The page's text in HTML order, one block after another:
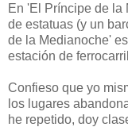
En 'El Príncipe de la
de estatuas (y un
de la Medianoche'
estación de
Confieso que yo
los lugares
he repetido, doy